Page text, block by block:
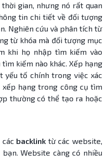
gian, nhưng nó rất quan
tin chi tiết về đối tượng
Nghiên cứu và phân tích từ
từ khóa mà đối tượng mục
khi họ nhập tìm kiếm vào
kiếm nào khác. Xếp hạng
yếu tố chính trong việc xác
hạng trong công cụ tìm
thường có thể tạo ra hoặc
backlink từ các website,
Website càng có nhiều